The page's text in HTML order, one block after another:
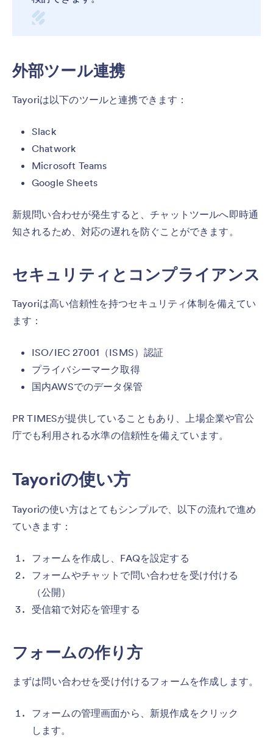
外部ツール連携
Tayoriは以下のツールと連携できます：
Slack
Chatwork
Microsoft Teams
Google Sheets
新規問い合わせが発生すると、チャットツールへ即時通
知されるため、対応の遅れを防ぐことができます。
セキュリティとコンプライアンス
Tayoriは高い信頼性を持つセキュリティ体制を備えてい
ます：
ISO/IEC 27001（ISMS）認証
プライバシーマーク取得
国内AWSでのデータ保管
PR TIMESが提供していることもあり、上場企業や官公
庁でも利用される水準の信頼性を備えています。
Tayoriの使い方
Tayoriの使い方はとてもシンプルで、以下の流れで進め
ていきます：
フォームを作成し、FAQを設定する
フォームやチャットで問い合わせを受け付ける
（公開）
受信箱で対応を管理する
フォームの作り方
まずは問い合わせを受け付けるフォームを作成します。
フォームの管理画面から、新規作成をクリック
します。